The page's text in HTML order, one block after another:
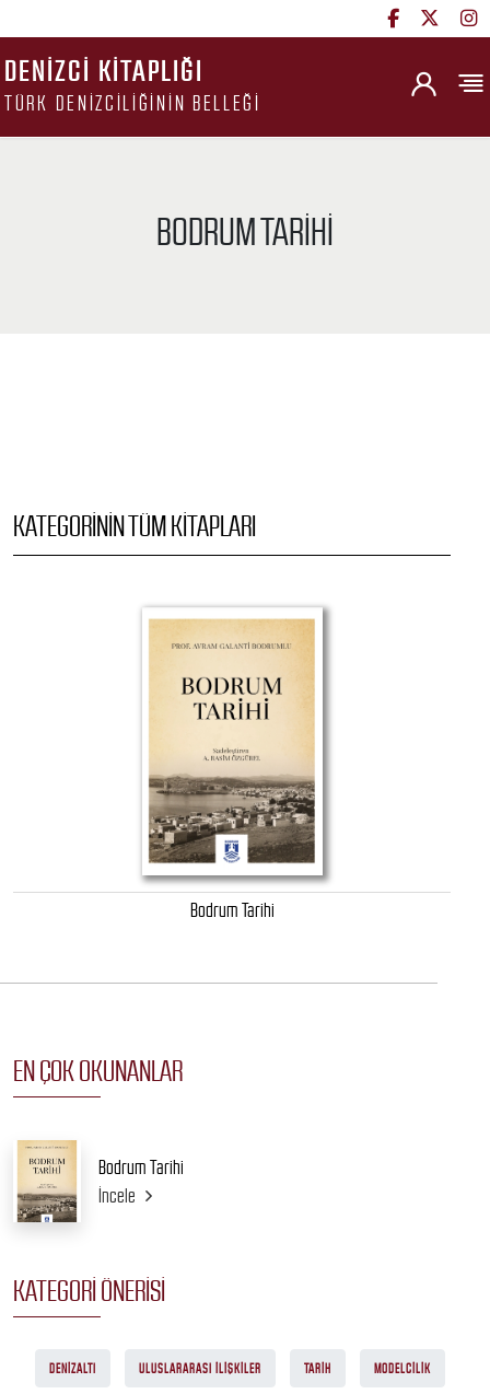
DENIZCI KITAPLIĞI
TÜRK DENIZCILIĞININ BELLEĞI
BODRUM TARIHI
KATEGORININ TÜM KITAPLARI
Bodrum Tarihi
EN ÇOK OKUNANLAR
Bodrum Tarihi
İncele
KATEGORI ÖNERISI
DENIZALTI ULUSLARARASI ILIŞKILER TARIH MODELCILIK